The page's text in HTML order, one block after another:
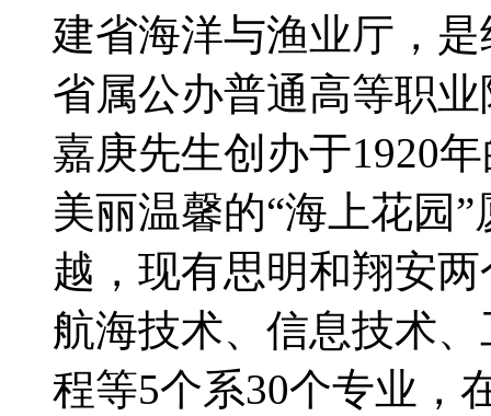
建省海洋与渔业厅，
省属公办普通高等职
嘉庚先生创办于1920
美丽温馨的“海上花园
越，现有思明和翔安
航海技术、信息技术
程等5个系30个专业